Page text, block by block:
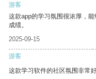
游客
这款app的学习氛围很浓厚，
成绩。
2025-09-15
游客
这款学习软件的社区氛围非常